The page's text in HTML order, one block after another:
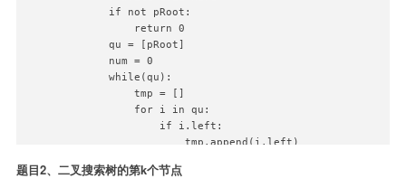
        if not pRoot:
            return 0
        qu = [pRoot]
        num = 0
        while(qu):
            tmp = []
            for i in qu:
                if i.left:
                    tmp.append(i.left)
                    tmp.append(i.right)
题目2、二叉搜索树的第k个节点